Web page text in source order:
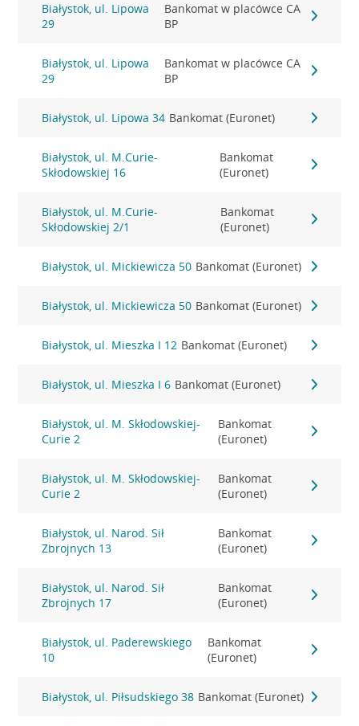
Białystok, ul. Lipowa
29
Bankomat w placówce CA
BP
Białystok, ul. Lipowa
29
Bankomat w placówce CA
BP
Białystok, ul. Lipowa 34 Bankomat (Euronet)
Białystok, ul. M.Curie-
Skłodowskiej 16
Bankomat
(Euronet)
Białystok, ul. M.Curie-
Skłodowskiej 2/1
Bankomat
(Euronet)
Białystok, ul. Mickiewicza 50 Bankomat (Euronet)
Białystok, ul. Mickiewicza 50 Bankomat (Euronet)
Białystok, ul. Mieszka I 12 Bankomat (Euronet)
Białystok, ul. Mieszka I 6 Bankomat (Euronet)
Białystok, ul. M. Skłodowskiej-
Curie 2
Bankomat
(Euronet)
Białystok, ul. M. Skłodowskiej-
Curie 2
Bankomat
(Euronet)
Białystok, ul. Narod. Sił
Zbrojnych 13
Bankomat
(Euronet)
Białystok, ul. Narod. Sił
Zbrojnych 17
Bankomat
(Euronet)
Białystok, ul. Paderewskiego
10
Bankomat
(Euronet)
Białystok, ul. Piłsudskiego 38 Bankomat (Euronet)